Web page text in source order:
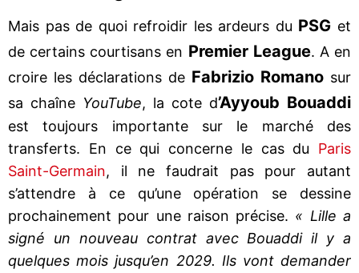
Mais pas de quoi refroidir les ardeurs du PSG et
de certains courtisans en Premier League. A en
croire les déclarations de Fabrizio Romano sur
sa chaîne YouTube, la cote d’Ayyoub Bouaddi
est toujours importante sur le marché des
transferts. En ce qui concerne le cas du Paris
Saint-Germain, il ne faudrait pas pour autant
s’attendre à ce qu’une opération se dessine
prochainement pour une raison précise. « Lille a
signé un nouveau contrat avec Bouaddi il y a
quelques mois jusqu’en 2029. Ils vont demander